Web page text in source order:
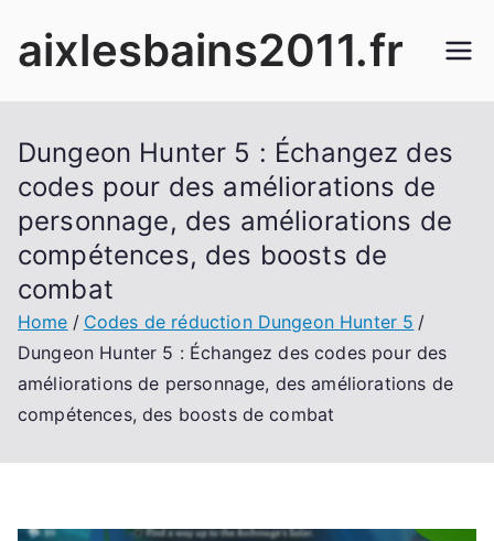
aixlesbains2011.fr
Dungeon Hunter 5 : Échangez des
codes pour des améliorations de
personnage, des améliorations de
compétences, des boosts de
combat
Home
Codes de réduction Dungeon Hunter 5
Dungeon Hunter 5 : Échangez des codes pour des
améliorations de personnage, des améliorations de
compétences, des boosts de combat